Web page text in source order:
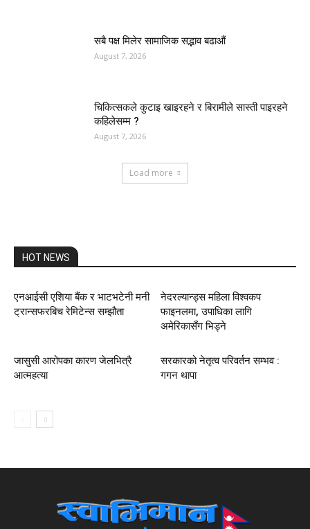
सबै पक्ष मिलेर सामाजिक सद्भाव बढाऔं
August 7, 2026
चिकित्सकले कुटाइ खाइरहने र बिरामीले सास्ती पाइरहने
कहिलेसम्म ?
August 7, 2026
Load more
HOT NEWS
एनआईसी एशिया बैंक र भाटभटेनी मनी
ट्रान्सफरबिच रेमिटेन्स सम्झौता
नेदरल्यान्ड्स महिला विश्वकप
फाइनलमा, उपाधिका लागि
अमेरिकासँग भिड्ने
जासुसी आरोपका कारण जेलभित्रै
आत्महत्या
सरकारको नेतृत्व परिवर्तन सम्भव :
गगन थापा